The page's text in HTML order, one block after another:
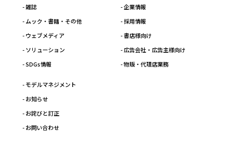
- 雑誌
- ムック・書籍・その他
- ウェブメディア
- ソリューション
- SDGs情報
- 企業情報
- 採用情報
- 書店様向け
- 広告会社・広告主様向け
- 物販・代理店業務
- モデルマネジメント
- お知らせ
- お詫びと訂正
- お問い合わせ